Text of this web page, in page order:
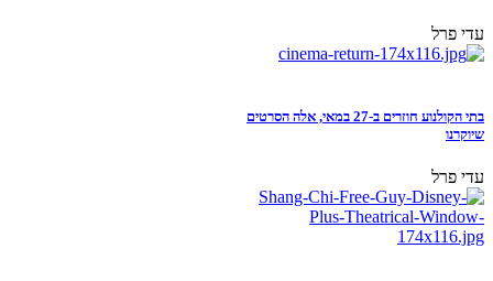
עדי פרל
בתי הקולנוע חוזרים ב-27 במאי, אלה הסרטים
שיוקרנו
עדי פרל